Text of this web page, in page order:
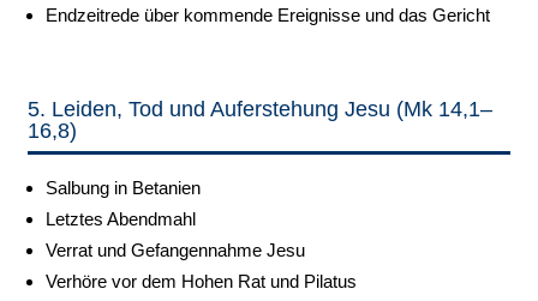
Endzeitrede über kommende Ereignisse und das Gericht
5. Leiden, Tod und Auferstehung Jesu (Mk 14,1–
16,8)
Salbung in Betanien
Letztes Abendmahl
Verrat und Gefangennahme Jesu
Verhöre vor dem Hohen Rat und Pilatus